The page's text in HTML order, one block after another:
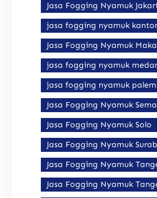
Jasa Fogging Nyamuk
jasa fogging nyamuk kantor
Jasa Fogging Nyamuk
jasa fogging nyamuk
jasa fogging nyamuk
Jasa Fogging Nyamuk
Jasa Fogging Nyamuk Solo
Jasa Fogging Nyamuk
Jasa Fogging Nyamuk
Jasa Fogging Nyamuk